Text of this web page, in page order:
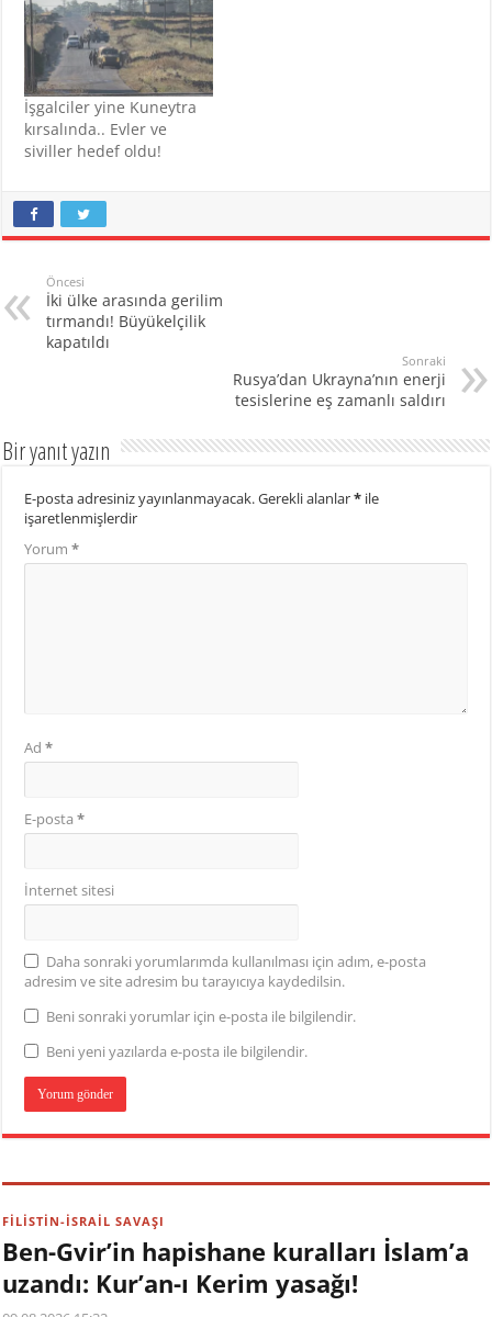
İşgalciler yine Kuneytra
kırsalında.. Evler ve
siviller hedef oldu!
Öncesi
İki ülke arasında gerilim
tırmandı! Büyükelçilik
kapatıldı
Sonraki
Rusya’dan Ukrayna’nın enerji
tesislerine eş zamanlı saldırı
Bir yanıt yazın
E-posta adresiniz yayınlanmayacak.Gerekli alanlar* ile
işaretlenmişlerdir
Yorum*
Ad*
E-posta*
İnternet sitesi
Daha sonraki yorumlarımda kullanılması için adım, e-posta
adresim ve site adresim bu tarayıcıya kaydedilsin.
Beni sonraki yorumlar için e-posta ile bilgilendir.
Beni yeni yazılarda e-posta ile bilgilendir.
FİLİSTİN-İSRAİL SAVAŞI
Ben-Gvir’in hapishane kuralları İslam’a
uzandı: Kur’an-ı Kerim yasağı!